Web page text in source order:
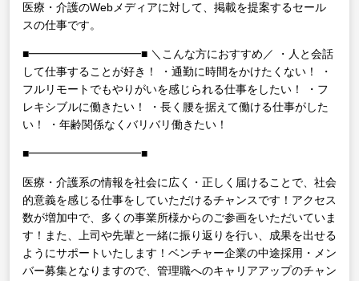
医療・介護のWebメディアに対して、掲載を提案するセール
スの仕事です。
■━━━━━━━━━━■ ＼こんな方におすすめ／
・人と会話
して仕事することが好き！
・通勤に時間をかけたくない！
・
フルリモートでもやりがいを感じられる仕事をしたい！
・フ
レキシブルに働きたい！
・長く腰を据えて働ける仕事がした
い！
・年齢関係なくバリバリ働きたい！
■━━━━━━━━━━■
医療・介護系の情報を社会に広く・正しく届けることで、社会
的意義を感じる仕事をしていただけるチャンスです！アクセス
数が増加中で、多くの事業所様からのご参画をいただいていま
す！また、上司や先輩と一緒に振り返りを行い、成果を出せる
ようにサポートいたします！ベンチャー企業の中途採用・メン
バー募集となりますので、管理職へのキャリアアップのチャン